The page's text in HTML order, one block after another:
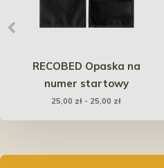
RECOBED Opaska na
numer startowy
25,00 zł - 25,00 zł